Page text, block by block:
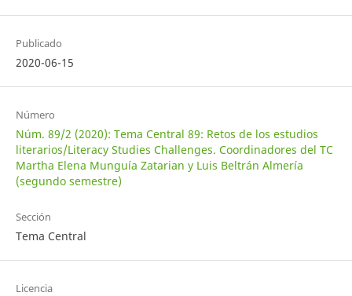
Publicado
2020-06-15
Número
Núm. 89/2 (2020): Tema Central 89: Retos de los estudios
literarios/Literacy Studies Challenges. Coordinadores del TC
Martha Elena Munguía Zatarian y Luis Beltrán Almería
(segundo semestre)
Sección
Tema Central
Licencia